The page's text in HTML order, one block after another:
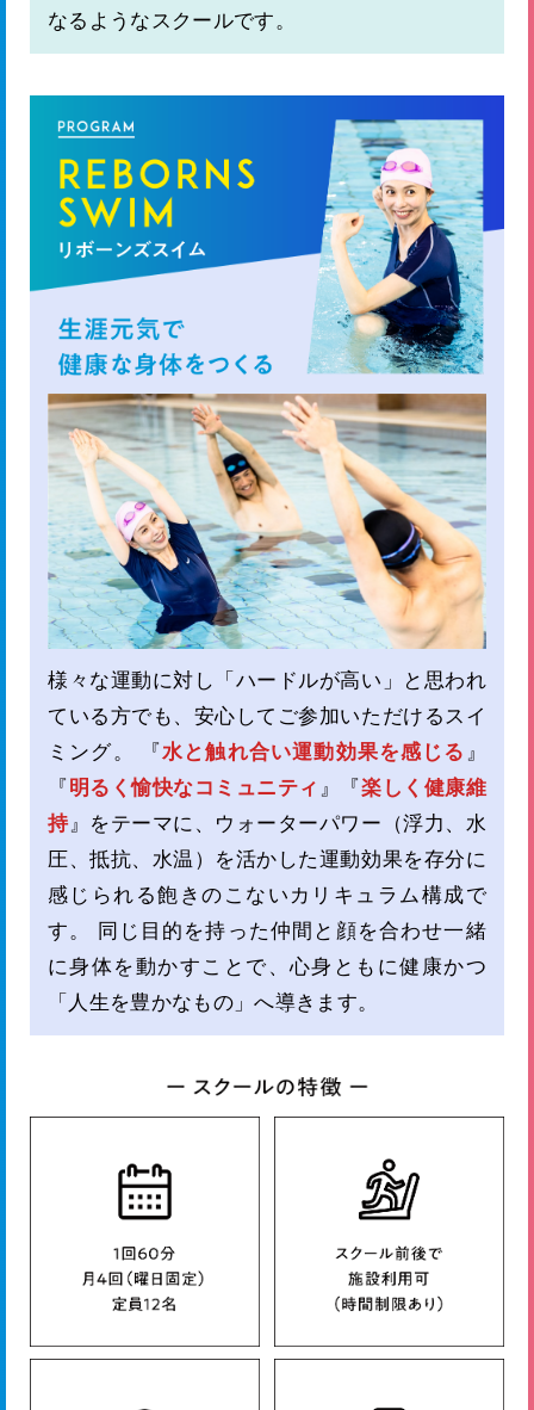
なるようなスクールです。
様々な運動に対し「ハードルが高い」と思われ
ている方でも、安心してご参加いただけるスイ
ミング。 『水と触れ合い運動効果を感じる 』
『 明るく愉快なコミュニティ 』『楽しく健康維
持』をテーマに、ウォーターパワー（浮力、水
圧、抵抗、水温）を活かした運動効果を存分に
感じられる飽きのこないカリキュラム構成で
す。 同じ目的を持った仲間と顔を合わせ一緒
に身体を動かすことで、心身ともに健康かつ
「人生を豊かなもの」へ導きます。